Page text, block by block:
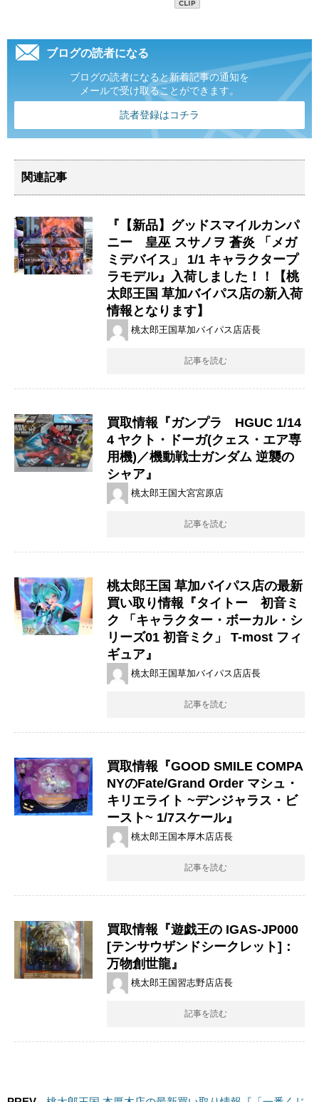
ブログの読者になる
ブログの読者になると新着記事の通知を
メールで受け取ることができます。
読者登録はコチラ
関連記事
『【新品】グッドスマイルカンパ
ニー 皇巫 スサノヲ 蒼炎 「メガ
ミデバイス」 1/1 キャラクタープ
ラモデル』入荷しました！！【桃
太郎王国 草加バイパス店の新入荷
情報となります】
桃太郎王国草加バイパス店店長
記事を読む
買取情報『ガンプラ HGUC 1/14
4 ヤクト・ドーガ(クェス・エア専
用機)／機動戦士ガンダム 逆襲の
シャア』
桃太郎王国大宮宮原店
記事を読む
桃太郎王国 草加バイパス店の最新
買い取り情報『タイトー 初音ミ
ク ​「キャラクター・ボーカル・シ
リーズ01 ​初音ミク」 ​T-most ​フィ
ギュア』
桃太郎王国草加バイパス店店長
記事を読む
買取情報『GOOD ​SMILE ​COMPA
NYのFate/Grand ​Order ​マシュ・
キリエライト ​~デンジャラス・ビ
ースト~ ​1/7スケール』
桃太郎王国本厚木店店長
記事を読む
買取情報『遊戯王の IGAS-JP000
[テンサウザンドシークレット]：
万物創世龍』
桃太郎王国習志野店店長
記事を読む